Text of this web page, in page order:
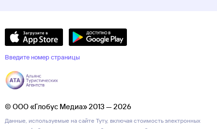
Введите номер страницы
© ООО «Глобус Медиа» 2013 — 2026
Данные, используемые на сайте Туту, включая стоимость электронных